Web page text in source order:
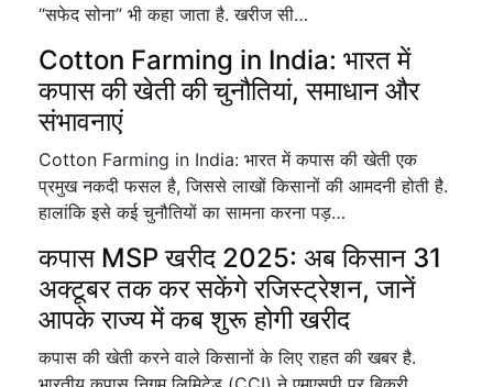
“सफेद सोना” भी कहा जाता है. खरीज सी…
Cotton Farming in India: भारत में
कपास की खेती की चुनौतियां, समाधान और
संभावनाएं
Cotton Farming in India: भारत में कपास की खेती एक
प्रमुख नकदी फसल है, जिससे लाखों किसानों की आमदनी होती है.
हालांकि इसे कई चुनौतियों का सामना करना पड़…
कपास MSP खरीद 2025: अब किसान 31
अक्टूबर तक कर सकेंगे रजिस्ट्रेशन, जानें
आपके राज्य में कब शुरू होगी खरीद
कपास की खेती करने वाले किसानों के लिए राहत की खबर है.